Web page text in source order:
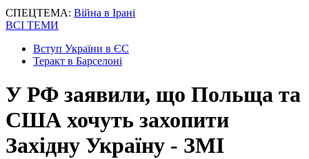
СПЕЦТЕМА: Війна в Ірані
ВСІ ТЕМИ
Вступ України в ЄС
Теракт в Барселоні
У РФ заявили, що Польща та
США хочуть захопити
Західну Україну - ЗМІ